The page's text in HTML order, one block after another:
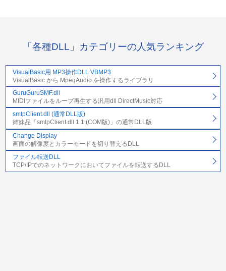
「各種DLL」カテゴリーの人気ランキング
VisualBasic用 MP3操作DLL VBMP3
VisualBasic から MpegAudio を操作するライブラリ
GuruGuruSMF.dll
MIDIファイルをループ再生する汎用dll DirectMusic対応
smtpClient.dll (通常DLL版)
姉妹品「smtpClient.dll 1.1 (COM版)」の通常DLL版
Change Display
画面の解像度とカラーモードを切り替えるDLL
ファイル転送DLL
TCP/IPでのネットワークにおいてファイルを転送するDLL